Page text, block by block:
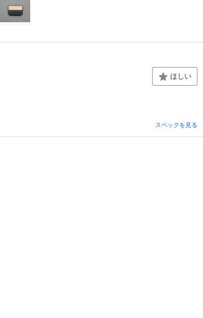
ほしい
スペックを見る